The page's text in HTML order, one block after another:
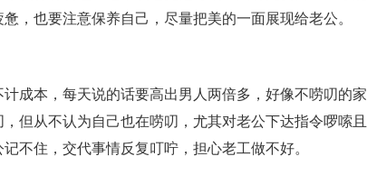
，也要注意保养自己，尽量把美的一面展现给老公。
成本，每天说的话要高出男人两倍多，好像不唠叨的家
但从不认为自己也在唠叨，尤其对老公下达指令啰嗦且
不住，交代事情反复叮咛，担心老工做不好。